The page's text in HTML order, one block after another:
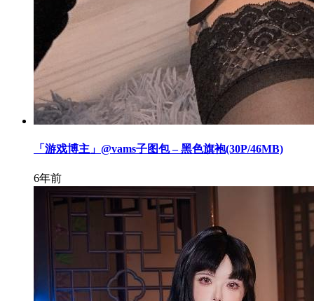
「游戏博主」@vams子图包 – 黑色旗袍(30P/46MB)
6年前